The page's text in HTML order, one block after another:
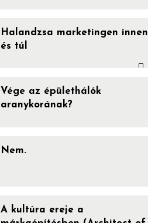
Halandzsa marketingen innen
és túl
Vége az épülethálók
aranykorának?
Nem.
A kultúra ereje a